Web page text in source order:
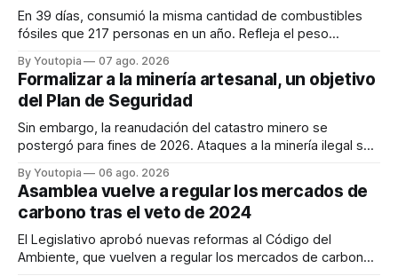
En 39 días, consumió la misma cantidad de combustibles
fósiles que 217 personas en un año. Refleja el peso
By Youtopia 07 ago. 2026
Formalizar a la minería artesanal, un objetivo
del Plan de Seguridad
Sin embargo, la reanudación del catastro minero se
postergó para fines de 2026. Ataques a la minería ilegal se
By Youtopia 06 ago. 2026
Asamblea vuelve a regular los mercados de
carbono tras el veto de 2024
El Legislativo aprobó nuevas reformas al Código del
Ambiente, que vuelven a regular los mercados de carbono,